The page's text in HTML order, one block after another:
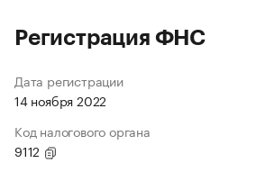
Регистрация ФНС
Дата регистрации
14 ноября 2022
Код налогового органа
9112